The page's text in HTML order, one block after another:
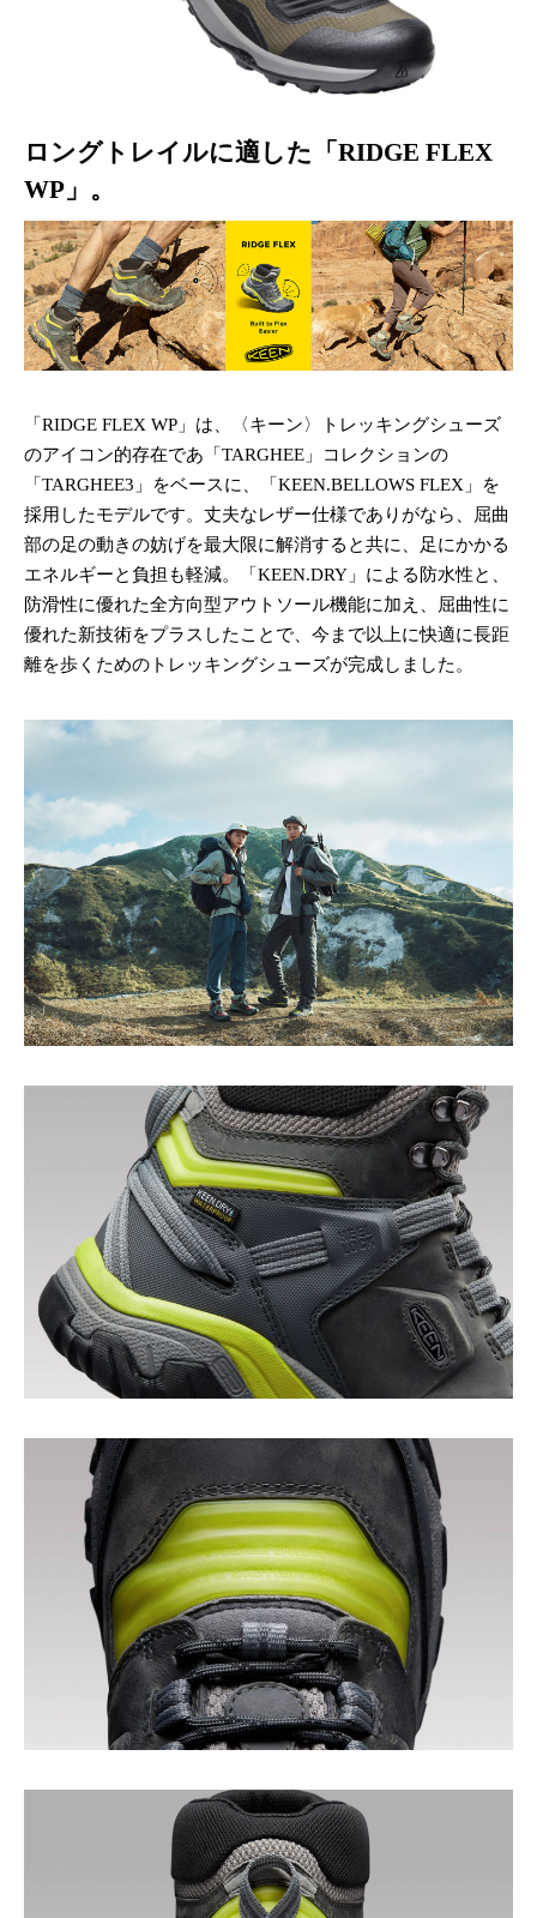
ロングトレイルに適した「RIDGE FLEX
WP」。
「RIDGE FLEX WP」は、〈キーン〉トレッキングシューズ
のアイコン的存在であ「TARGHEE」コレクションの
「TARGHEE3」をベースに、「KEEN.BELLOWS FLEX」を
採用したモデルです。丈夫なレザー仕様でありがなら、屈曲
部の足の動きの妨げを最大限に解消すると共に、足にかかる
エネルギーと負担も軽減。「KEEN.DRY」による防水性と、
防滑性に優れた全方向型アウトソール機能に加え、屈曲性に
優れた新技術をプラスしたことで、今まで以上に快適に長距
離を歩くためのトレッキングシューズが完成しました。